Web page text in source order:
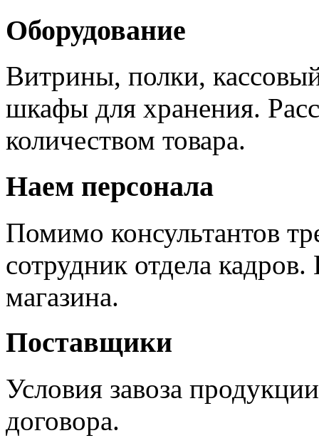
Оборудование
Витрины, полки,
шкафы для хранения.
количеством товара.
Наем персонала
Помимо консультантов
сотрудник отдела
магазина.
Поставщики
Условия завоза
договора.